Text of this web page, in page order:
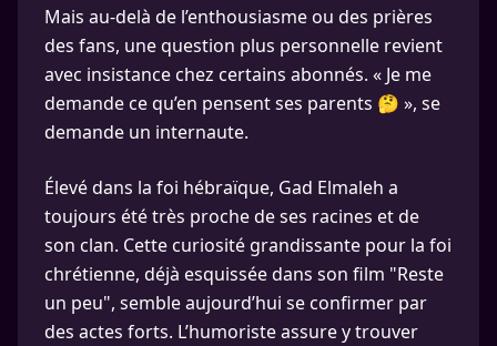
Mais au-delà de l’enthousiasme ou des prières
des fans, une question plus personnelle revient
avec insistance chez certains abonnés. « Je me
demande ce qu’en pensent ses parents 🤔 », se
demande un internaute.
Élevé dans la foi hébraïque, Gad Elmaleh a
toujours été très proche de ses racines et de
son clan. Cette curiosité grandissante pour la foi
chrétienne, déjà esquissée dans son film "Reste
un peu", semble aujourd’hui se confirmer par
des actes forts. L’humoriste assure y trouver